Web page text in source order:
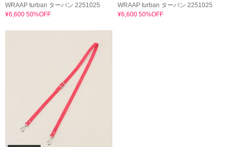
WRAAP turban ターバン 2251025
¥6,600 50%OFF
WRAAP turban ターバン 2251025
¥6,600 50%OFF